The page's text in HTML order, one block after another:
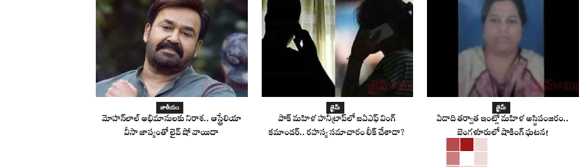
జాతీయం
మోహన్‌లాల్ అభిమానులకు నిరాశ.. ఆస్ట్రేలియా
వీసా జాప్యంతో లైవ్ షో వాయిదా
క్రైమ్
పాక్ మహిళ హనీట్రాప్‌లో ఐఏఎఫ్ వింగ్
కమాండర్.. రహస్య సమాచారం లీక్ చేశాడా?
క్రైమ్
ఏడాది తర్వాత ఇంట్లో మహిళ అస్థిపంజరం..
బెంగళూరులో షాకింగ్ ఘటన!